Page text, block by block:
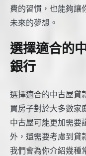
費的習慣，也能夠讓
未來的夢想。
選擇適合的
銀行
選擇適合的中古屋貸
買房子對於大多數家
中古屋可能更加需要
外，還需要考慮到貸
我們會為你介紹幾種